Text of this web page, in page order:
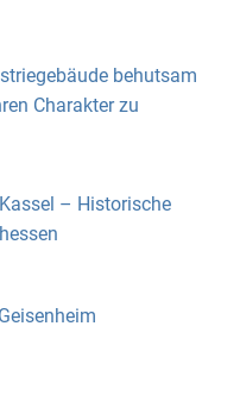
behutsam
Charakter zu
– Historische